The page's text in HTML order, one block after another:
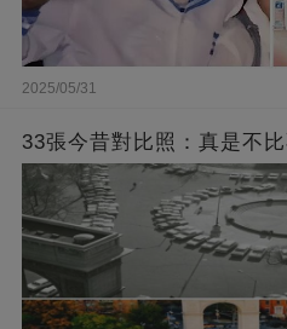
2025/05/31
33張今昔對比照：真是不